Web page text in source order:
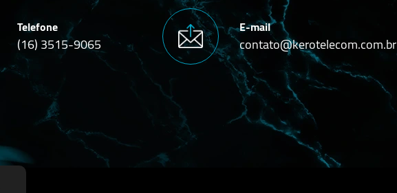
Telefone
(16) 3515-9065
E-mail
contato@kerotelecom.com.br